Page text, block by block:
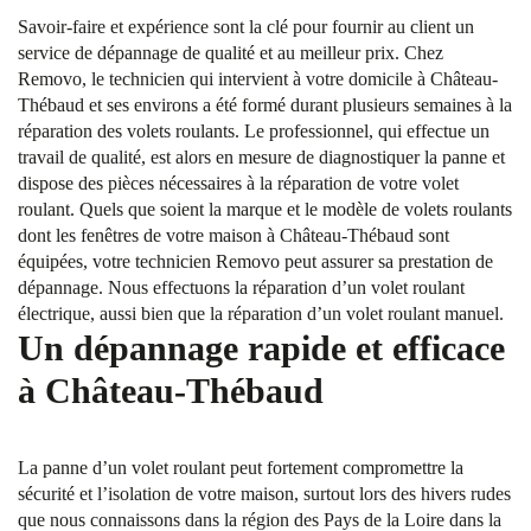
Savoir-faire et expérience sont la clé pour fournir au client un
service de dépannage de qualité et au meilleur prix. Chez
Removo, le technicien qui intervient à votre domicile à Château-
Thébaud et ses environs a été formé durant plusieurs semaines à la
réparation des volets roulants. Le professionnel, qui effectue un
travail de qualité, est alors en mesure de diagnostiquer la panne et
dispose des pièces nécessaires à la réparation de votre volet
roulant. Quels que soient la marque et le modèle de volets roulants
dont les fenêtres de votre maison à Château-Thébaud sont
équipées, votre technicien Removo peut assurer sa prestation de
dépannage. Nous effectuons la réparation d’un volet roulant
électrique, aussi bien que la réparation d’un volet roulant manuel.
Un dépannage rapide et efficace
à Château-Thébaud
La panne d’un volet roulant peut fortement compromettre la
sécurité et l’isolation de votre maison, surtout lors des hivers rudes
que nous connaissons dans la région des Pays de la Loire dans la